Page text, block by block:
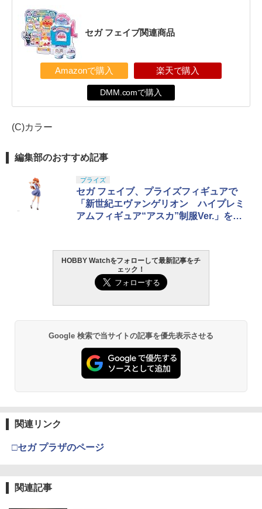
セガ フェイブ関連商品
Amazonで購入 楽天で購入
DMM.comで購入
(C)カラー
編集部のおすすめ記事
プライズ
セガ フェイブ、プライズフィギュアで
「新世紀エヴァンゲリオン ハイプレミ
アムフィギュア“アスカ”制服Ver.」を展
HOBBY Watchをフォローして最新記事をチ
ェック！
Google 検索で当サイトの記事を優先表示させる
関連リンク
□セガ プラザのページ
関連記事